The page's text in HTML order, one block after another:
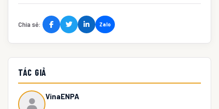
Chia sẻ: Zalo
TÁC GIẢ
VinaENPA